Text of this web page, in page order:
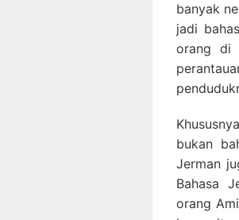
banyak
jadi
orang di
bukan
Jerman
Bahasa
orang